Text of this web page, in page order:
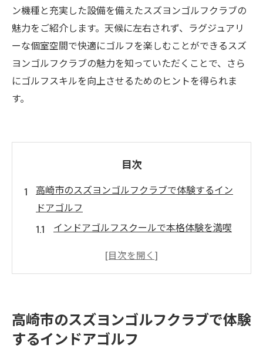
ン機種と充実した設備を備えたスズヨンゴルフクラブの
魅力をご紹介します。天候に左右されず、ラグジュアリ
ーな個室空間で快適にゴルフを楽しむことができるスズ
ヨンゴルフクラブの魅力を知っていただくことで、さら
にゴルフスキルを向上させるためのヒントを得られま
す。
目次
高崎市のスズヨンゴルフクラブで体験するイン
ドアゴルフ
インドアゴルフスクールで本格体験を満喫
高崎市で話題のインドアゴルフスクール活
インドアゴルフ高崎エリア人気の理由
充実設備の中でゴルフスキルを磨く
高崎市のスズヨンゴルフクラブで体験
するインドアゴルフ